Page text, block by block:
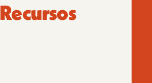
Recursos